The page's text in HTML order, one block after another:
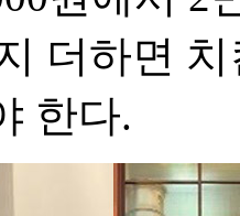
더하면
한다.